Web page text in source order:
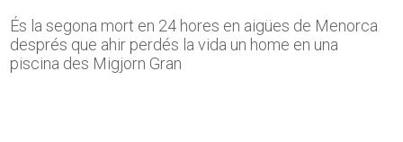
És la segona mort en 24 hores en aigües de Menorca
després que ahir perdés la vida un home en una
piscina des Migjorn Gran